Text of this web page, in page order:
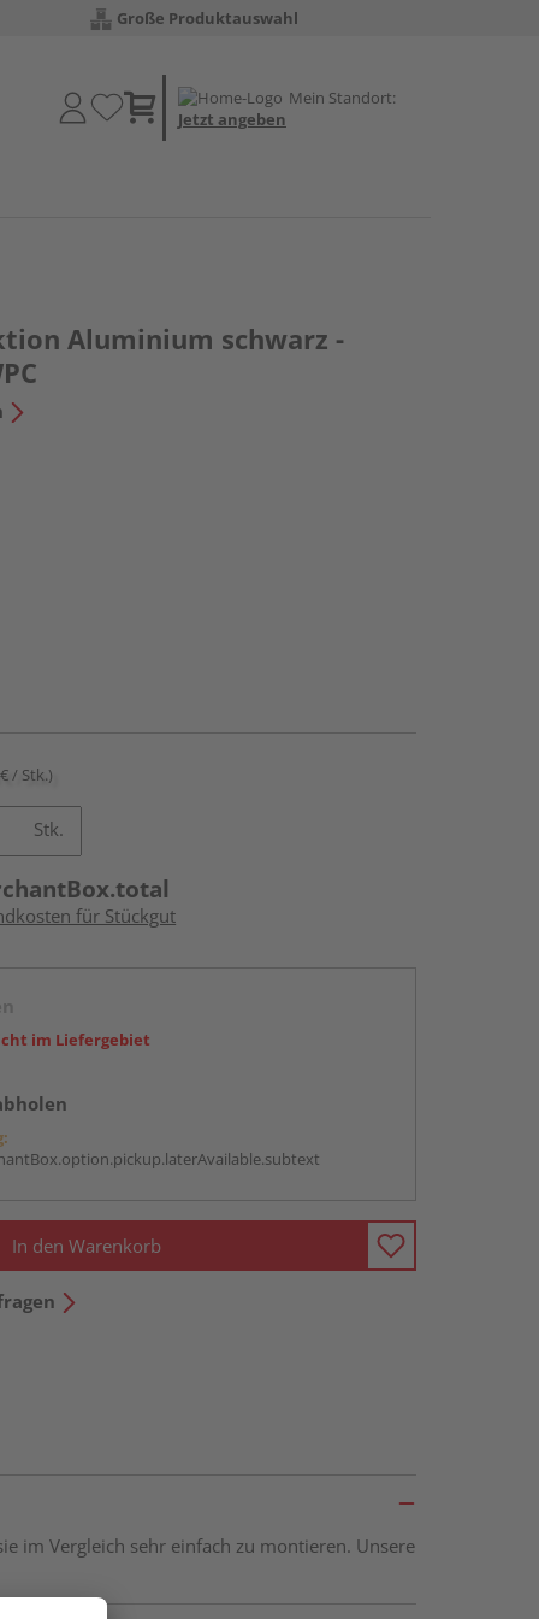
Große Produktauswahl
Mein Standort:
Jetzt angeben
Aluminium schwarz -
/ Stk.)
Stk.
für Stückgut
im Liefergebiet
In den Warenkorb
im Vergleich sehr einfach zu montieren. Unsere